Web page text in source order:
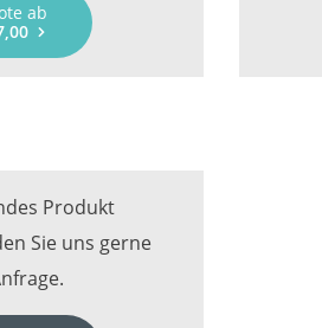
ab
Produkt
Sie uns gerne